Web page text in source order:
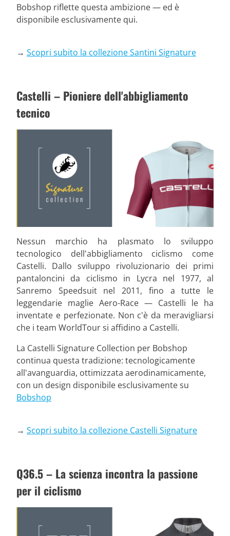
Bobshop riflette questa ambizione — ed è
disponibile esclusivamente qui.
→ Scopri subito la collezione Santini Signature
Castelli – Pioniere dell'abbigliamento
tecnico
Nessun marchio ha plasmato lo sviluppo
tecnologico dell'abbigliamento ciclismo come
Castelli. Dallo sviluppo rivoluzionario dei primi
pantaloncini da ciclismo in Lycra nel 1977, al
Sanremo Speedsuit nel 2011, fino a tutte le
leggendarie maglie Aero-Race — Castelli le ha
inventate e perfezionate. Non c'è da meravigliarsi
che i team WorldTour si affidino a Castelli.
La Castelli Signature Collection per Bobshop
continua questa tradizione: tecnologicamente
all'avanguardia, ottimizzata aerodinamicamente,
con un design disponibile esclusivamente su
Bobshop
→ Scopri subito la collezione Castelli Signature
Q36.5 – La scienza incontra la passione
per il ciclismo